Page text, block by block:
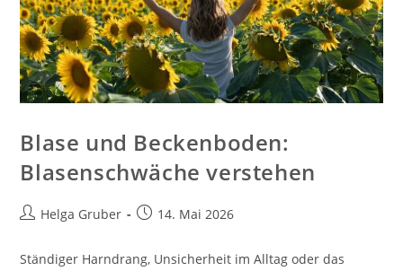
Blase und Beckenboden:
Blasenschwäche verstehen
Beitrags-
Helga Gruber
Beitrag14. Mai 2026
Ständiger Harndrang, Unsicherheit im Alltag oder das